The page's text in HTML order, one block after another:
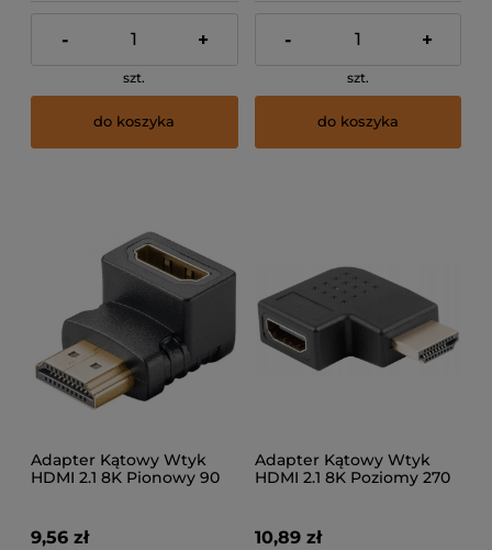
- +
szt.
do koszyka
- +
szt.
do koszyka
Adapter Kątowy Wtyk
HDMI 2.1 8K Pionowy 90
9,56 zł
Adapter Kątowy Wtyk
HDMI 2.1 8K Poziomy 270
10,89 zł